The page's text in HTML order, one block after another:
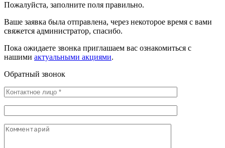
Пожалуйста, заполните поля правильно.
Ваше заявка была отправлена, через некоторое время с вами
свяжется администратор, спасибо.
Пока ожидаете звонка приглашаем вас ознакомиться с
нашими актуальными акциями.
Обратный звонок